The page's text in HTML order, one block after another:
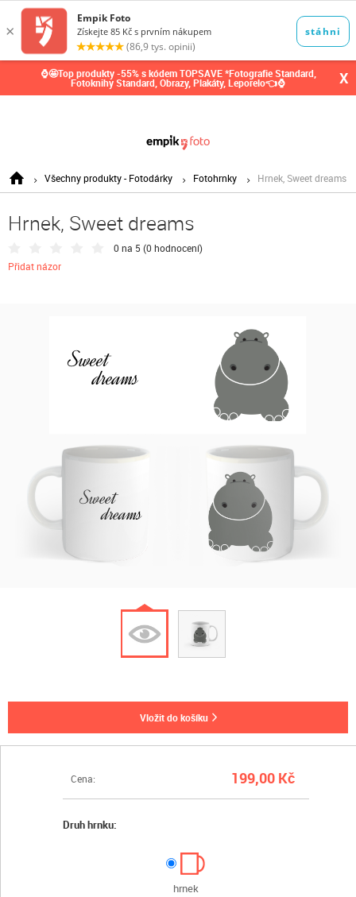
⌚🤩Top produkty -55% s kódem TOPSAVE *Fotografie Standard,
Fotoknihy Standard, Obrazy, Plakáty, Leporelo👈⌚ X
Všechny produkty - Fotodárky Fotohrnky Hrnek, Sweet dreams
Hrnek, Sweet dreams
0 na 5 (0 hodnocení)
Přidat názor
Sweet
dreams
Sweet
dreams
Cena: 199,00 Kč
Druh hrnku:
hrnek
vložit do košíku